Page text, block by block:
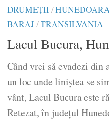
DRUMEŢII/
BARAJ/TRANSILVANIA
Lacul Bucura,
Când vrei să evadezi
un loc unde liniștea se
vânt, Lacul Bucura este
Retezat, în județul